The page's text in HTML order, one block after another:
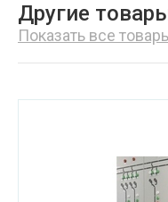
Другие
Показать все